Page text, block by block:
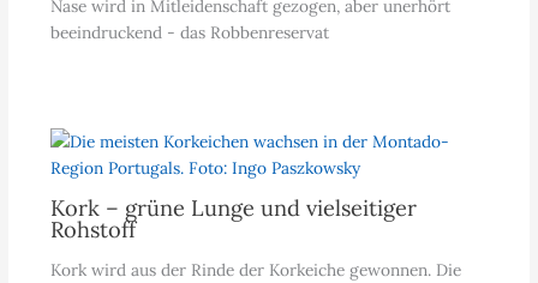
Nase wird in Mitleidenschaft gezogen, aber unerhört
beeindruckend - das Robbenreservat
Kork – grüne Lunge und vielseitiger
Rohstoff
Kork wird aus der Rinde der Korkeiche gewonnen. Die